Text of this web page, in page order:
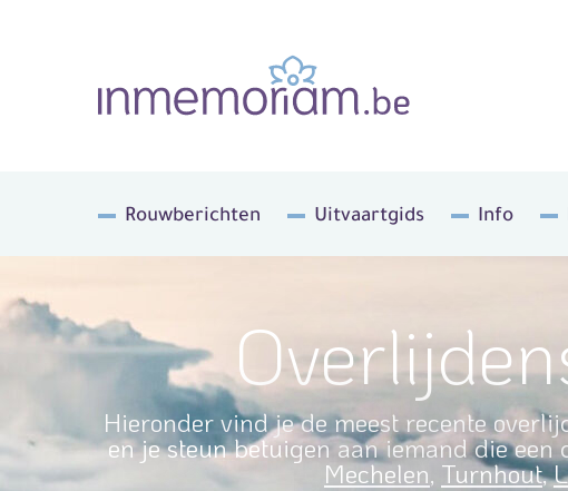
Rouwberichten Uitvaartgids Info
Hieronder vind je de meest recente
en je steun betuigen aan iemand die
Mechelen, Turnhout,